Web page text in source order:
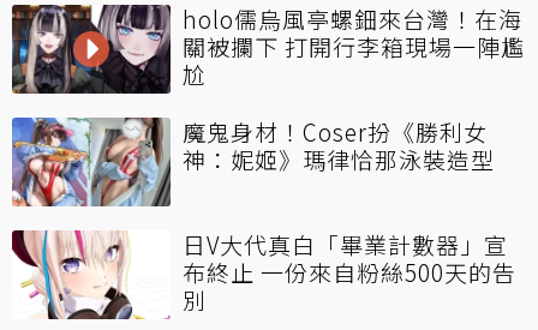
holo儒烏風亭螺鈿來台灣！在海
關被攔下 打開行李箱現場一陣尷
尬
魔鬼身材！Coser扮《勝利女
神：妮姬》瑪律恰那泳裝造型
日V大代真白「畢業計數器」宣
布終止 一份來自粉絲500天的告
別